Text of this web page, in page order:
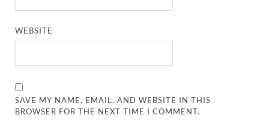
WEBSITE
SAVE MY NAME, EMAIL, AND WEBSITE IN THIS
BROWSER FOR THE NEXT TIME I COMMENT.